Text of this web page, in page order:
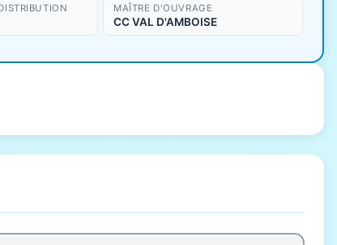
MAÎTRE D'OUVRAGE
CC VAL D'AMBOISE